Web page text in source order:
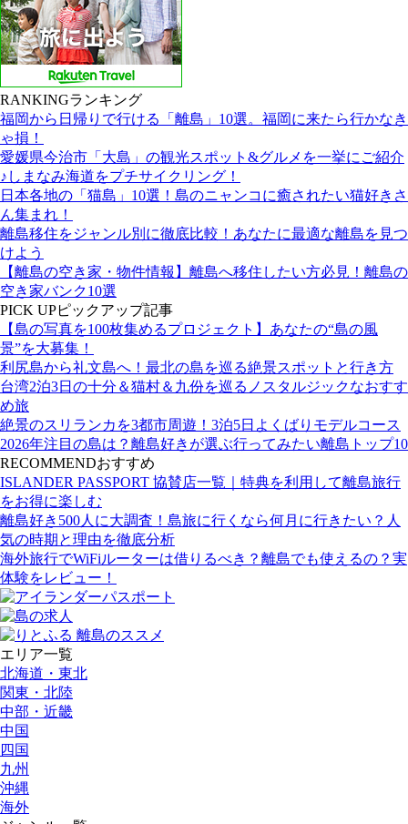
RANKINGランキング
福岡から日帰りで行ける「離島」10選。福岡に来たら行かなき
ゃ損！
愛媛県今治市「大島」の観光スポット&グルメを一挙にご紹介
♪しまなみ海道をプチサイクリング！
日本各地の「猫島」10選！島のニャンコに癒されたい猫好きさ
ん集まれ！
離島移住をジャンル別に徹底比較！あなたに最適な離島を見つ
けよう
【離島の空き家・物件情報】離島へ移住したい方必見！離島の
空き家バンク10選
PICK UPピックアップ記事
【島の写真を100枚集めるプロジェクト】あなたの“島の風
景”を大募集！
利尻島から礼文島へ！最北の島を巡る絶景スポットと行き方
台湾2泊3日の十分＆猫村＆九份を巡るノスタルジックなおすす
め旅
絶景のスリランカを3都市周遊！3泊5日よくばりモデルコース
2026年注目の島は？離島好きが選ぶ行ってみたい離島トップ10
RECOMMENDおすすめ
ISLANDER PASSPORT 協賛店一覧｜特典を利用して離島旅行
をお得に楽しむ
離島好き500人に大調査！島旅に行くなら何月に行きたい？人
気の時期と理由を徹底分析
海外旅行でWiFiルーターは借りるべき？離島でも使えるの？実
体験をレビュー！
エリア一覧
北海道・東北
関東・北陸
中部・近畿
中国
四国
九州
沖縄
海外